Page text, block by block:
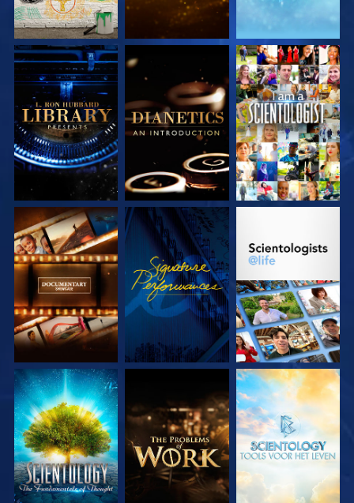
VERKEN DE SERIE VERKEN DE SERIE KIJK
VERKEN DE SERIE KIJK VERKEN DE SERIE
VERKEN DE SERIE VERKEN DE SERIE VERKEN DE SERIE